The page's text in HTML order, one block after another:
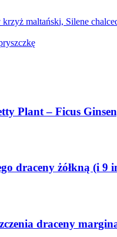
maltański, Silene
Plant – Ficus
draceny żółkną (i 9
draceny